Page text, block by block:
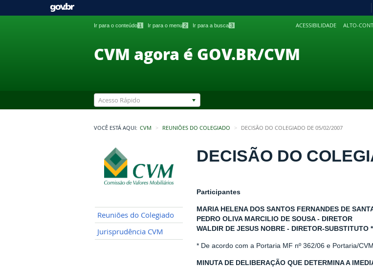
PARA
Ir para o conteúdo 1 Ir para o menu 2 Ir para a busca 3 ACESSIBILIDADE ALTO-
CVM agora é GOV.BR/CVM
Acesso Rápido
VOCÊ ESTÁ AQUI: CVM REUNIÕES DO COLEGIADO DECISÃO DO COLEGIADO DE 05/02/2007
Reuniões do Colegiado
Jurisprudência CVM
DECISÃO DO
Participantes
MARIA HELENA DOS SANTOS FERNANDES DE
PEDRO OLIVA MARCILIO DE SOUSA - DIRETOR
WALDIR DE JESUS NOBRE - DIRETOR-SUBSTITUTO *
* De acordo com a Portaria MF nº 362/06 e Portaria/
MINUTA DE DELIBERAÇÃO QUE DETERMINA A